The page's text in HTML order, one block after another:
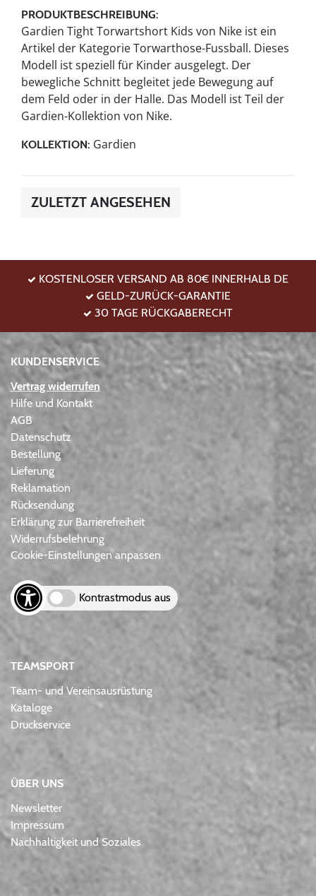
PRODUKTBESCHREIBUNG:
Gardien Tight Torwartshort Kids von Nike ist ein
Artikel der Kategorie Torwarthose-Fussball. Dieses
Modell ist speziell für Kinder ausgelegt. Der
bewegliche Schnitt begleitet jede Bewegung auf
dem Feld oder in der Halle. Das Modell ist Teil der
Gardien-Kollektion von Nike.
KOLLEKTION: Gardien
ZULETZT ANGESEHEN
KOSTENLOSER VERSAND AB 80€ INNERHALB DE
GELD-ZURÜCK-GARANTIE
30 TAGE RÜCKGABERECHT
KUNDENSERVICE
Vertrag widerrufen
Hilfe und Kontakt
AGB
Datenschutz
Bestellung
Lieferung
Reklamation
Rücksendung
Erklärung zur Barrierefreiheit
Widerrufsbelehrung
Cookie-Einstellungen anpassen
Kontrastmodus aus
TEAMSPORT
Team- und Vereinsausrüstung
Kataloge
Druckservice
ÜBER UNS
Newsletter
Impressum
Nachhaltigkeit und Soziales